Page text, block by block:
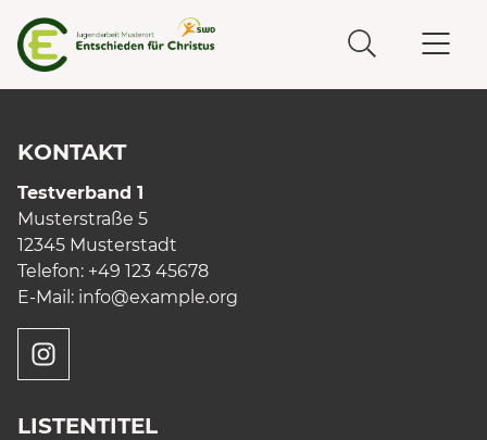
KONTAKT
Testverband 1
Musterstraße 5
12345 Musterstadt
Telefon: +49 123 45678
E-Mail: info@example.org
LISTENTITEL